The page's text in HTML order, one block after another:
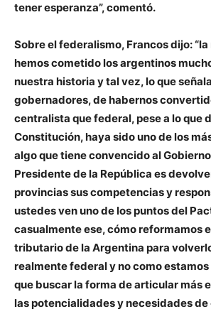
tener esperanza”, comentó.
Sobre el federalismo, Francos dijo:
hemos cometido los argentinos
nuestra historia y tal vez, lo que
gobernadores, de habernos
centralista que federal, pese a lo que
Constitución, haya sido uno de los
algo que tiene convencido al
Presidente de la República es
provincias sus competencias y
ustedes ven uno de los puntos del
casualmente ese, cómo reformamos
tributario de la Argentina para
realmente federal y no como estamos
que buscar la forma de articular más
las potencialidades y necesidades de